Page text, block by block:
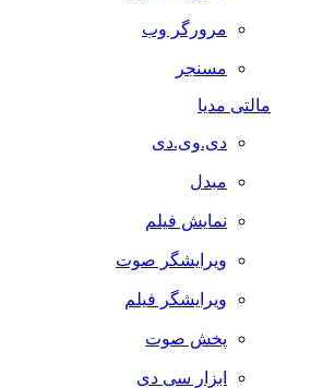
مرورگر وب
مسنجر
مالتی مدیا
دی.وی.دی
مبدل
نمایش فیلم
ویرایشگر صوت
ویرایشگر فیلم
پخش صوت
ابزار سی دی